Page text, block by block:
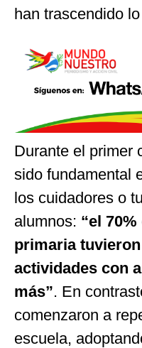
han trascendido
Durante el primer
sido fundamental
los cuidadores o
alumnos: “el
primaria
actividades con
más”. En
comenzaron a
escuela,